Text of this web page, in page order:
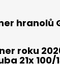
hranolů
roku
21x 100/